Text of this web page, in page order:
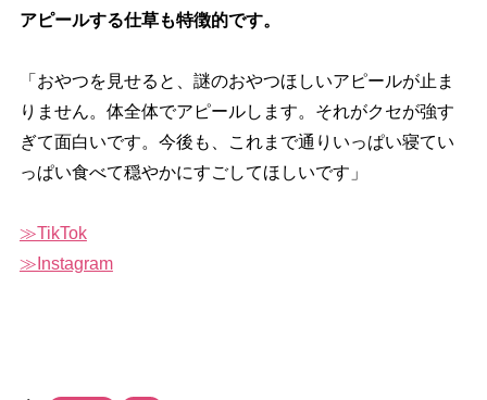
アピールする仕草も特徴的です。
「おやつを見せると、謎のおやつほしいアピールが止ま
りません。体全体でアピールします。それがクセが強す
ぎて面白いです。今後も、これまで通りいっぱい寝てい
っぱい食べて穏やかにすごしてほしいです」
TikTok
Instagram